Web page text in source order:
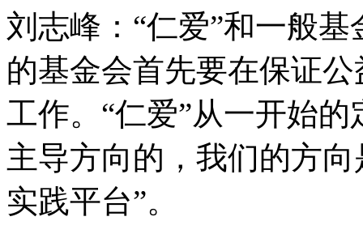
刘志峰：“仁爱”和一般
的基金会首先要在保证
工作。“仁爱”从一开始
主导方向的，我们的方
实践平台”。